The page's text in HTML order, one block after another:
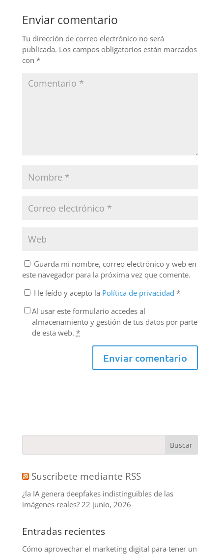
b
o
o
k
n
Enviar comentario
Tu dirección de correo electrónico no será
publicada. Los campos obligatorios están marcados
con *
Guarda mi nombre, correo electrónico y web en
este navegador para la próxima vez que comente.
He leído y acepto la Política de privacidad *
Al usar este formulario accedes al
almacenamiento y gestión de tus datos por parte
de esta web. *
Suscribete mediante RSS
¿la IA genera deepfakes indistinguibles de las
imágenes reales? 22 junio, 2026
Entradas recientes
Cómo aprovechar el marketing digital para tener un